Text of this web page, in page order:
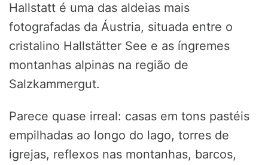
Hallstatt é uma das aldeias mais
fotografadas da Áustria, situada entre o
cristalino Hallstätter See e as íngremes
montanhas alpinas na região de
Salzkammergut.
Parece quase irreal: casas em tons pastéis
empilhadas ao longo do lago, torres de
igrejas, reflexos nas montanhas, barcos,